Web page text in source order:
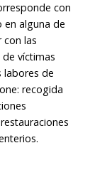
con
en alguna de
las
víctimas
labores de
recogida